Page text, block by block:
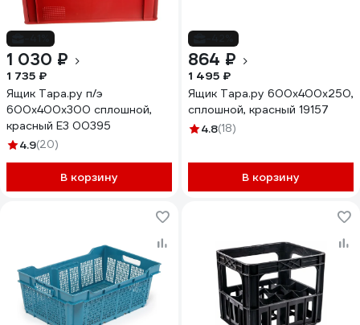
1 030 ₽
1 735 ₽
Ящик Тара.ру п/э
600х400х300 сплошной,
красный Е3 00395
4.9(20)
В корзину
864 ₽
1 495 ₽
Ящик Тара.ру 600x400x250,
сплошной, красный 19157
4.8(18)
В корзину